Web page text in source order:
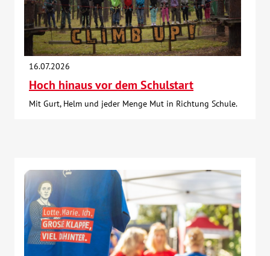
16.07.2026
Hoch hinaus vor dem Schulstart
Mit Gurt, Helm und jeder Menge Mut in Richtung Schule.